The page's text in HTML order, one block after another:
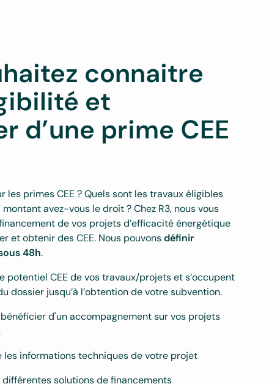
connaitre
et
d’une prime CEE
les primes CEE ? Quels sont les travaux éligibles
montant avez-vous le droit ? Chez R3, nous vous
de vos projets d’efficacité énergétique
et obtenir des CEE. Nous pouvonsdéfinir
48h.
potentiel CEE de vos travaux/projets et s’occupent
dossier jusqu’à l’obtention de votre subvention.
d'un accompagnement sur vos projets
les informations techniques de votre projet
différentes solutions de financements